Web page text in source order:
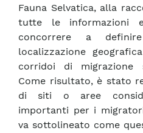
Fauna Selvatica, alla
tutte le informazioni
concorrere a
localizzazione
corridoi di migrazione
Come risultato, è stato
di siti o aree
importanti per i
va sottolineato come